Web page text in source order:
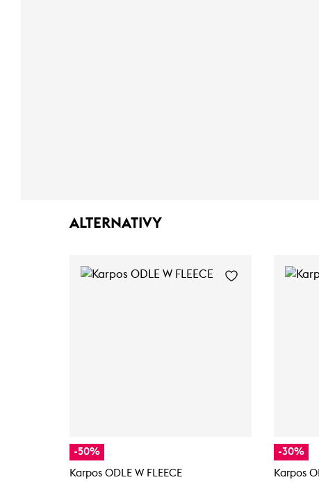
ALTERNATIVY
-50%
Karpos ODLE W FLEECE
-30%
Karpos